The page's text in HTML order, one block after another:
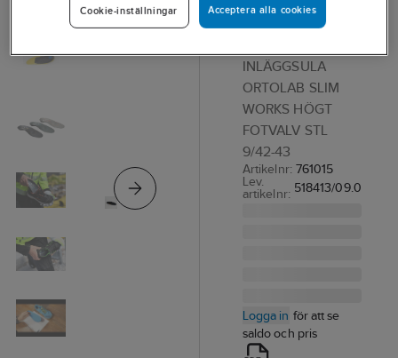
Ortolab AFS
INLÄGGSULA
ORTOLAB SLIM
WORKS HÖGT
FOTVALV STL
9/42-43
Artikelnr: 761015
Lev.
artikelnr: 518413/09.0
Logga in för att se
saldo och pris
Acceptera alla cookies
Cookie-inställningar